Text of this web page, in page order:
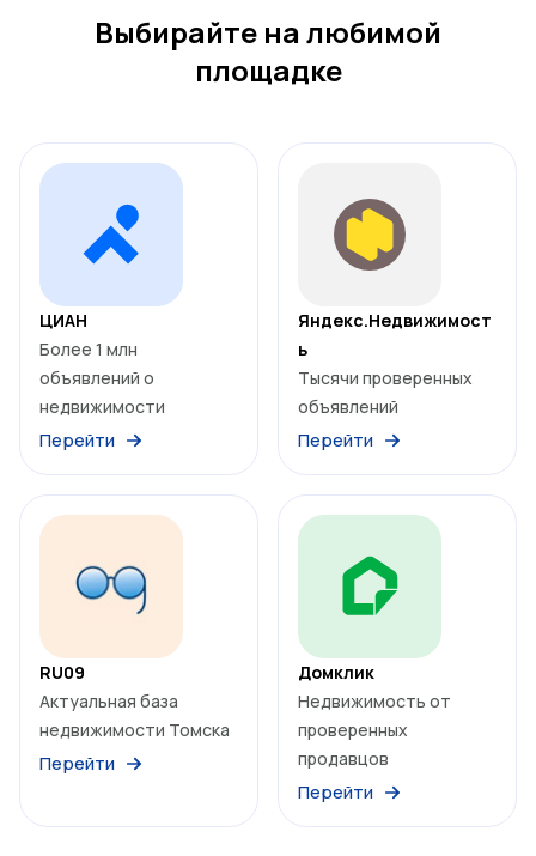
Выбирайте на любимой
площадке
ЦИАН
Более 1 млн
объявлений о
недвижимости
Перейти
Яндекс.Недвижимост
ь
Тысячи проверенных
объявлений
Перейти
RU09
Актуальная база
недвижимости Томска
Перейти
Домклик
Недвижимость от
проверенных
продавцов
Перейти